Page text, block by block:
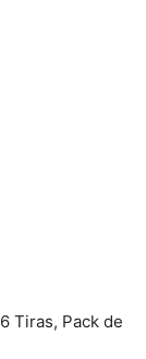
Tiras, Pack de